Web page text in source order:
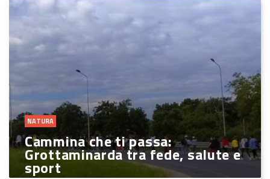
NATURA
Cammina che ti passa:
Grottaminarda tra fede, salute e
sport